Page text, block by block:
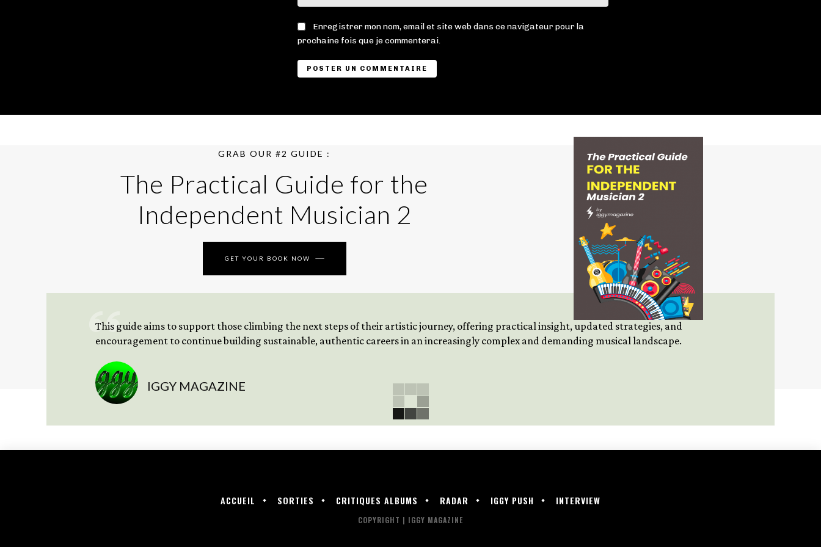
:
Enregistrer mon nom, email et site web dans ce navigateur pour la
prochaine fois que je commenterai.
GRAB OUR #2 GUIDE :
The Practical Guide for the
Independent Musician 2
GET YOUR BOOK NOW
This guide aims to support those climbing the next steps of their artistic journey, offering practical insight, updated strategies, and
encouragement to continue building sustainable, authentic careers in an increasingly complex and demanding musical landscape.
IGGY MAGAZINE
ACCUEIL SORTIES CRITIQUES ALBUMS RADAR IGGY PUSH INTERVIEW
COPYRIGHT | IGGY MAGAZINE